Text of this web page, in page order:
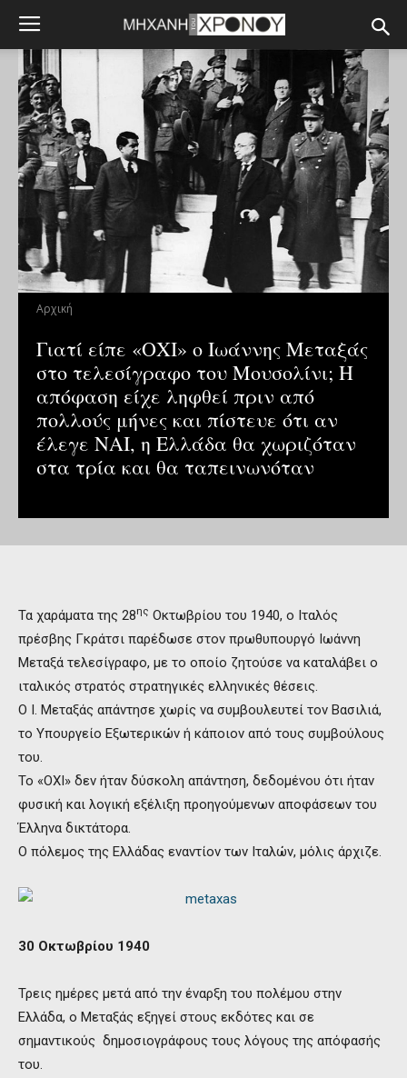
Αρχική
Γιατί είπε «ΟΧΙ» ο Ιωάννης Μεταξάς
στο τελεσίγραφο του Μουσολίνι; Η
απόφαση είχε ληφθεί πριν από
πολλούς μήνες και πίστευε ότι αν
έλεγε ΝΑΙ, η Ελλάδα θα χωριζόταν
στα τρία και θα ταπεινωνόταν
Τα χαράματα της 28ης Οκτωβρίου του 1940, ο Ιταλός
πρέσβης Γκράτσι παρέδωσε στον πρωθυπουργό Ιωάννη
Μεταξά τελεσίγραφο, με το οποίο ζητούσε να καταλάβει ο
ιταλικός στρατός στρατηγικές ελληνικές θέσεις.
Ο Ι. Μεταξάς απάντησε χωρίς να συμβουλευτεί τον Βασιλιά,
το Υπουργείο Εξωτερικών ή κάποιον από τους συμβούλους
του.
Το «ΟΧΙ» δεν ήταν δύσκολη απάντηση, δεδομένου ότι ήταν
φυσική και λογική εξέλιξη προηγούμενων αποφάσεων του
Έλληνα δικτάτορα.
Ο πόλεμος της Ελλάδας εναντίον των Ιταλών, μόλις άρχιζε.
30 Οκτωβρίου 1940
Τρεις ημέρες μετά από την έναρξη του πολέμου στην
Ελλάδα, ο Μεταξάς εξηγεί στους εκδότες και σε
σημαντικούς δημοσιογράφους τους λόγους της απόφασής
του.